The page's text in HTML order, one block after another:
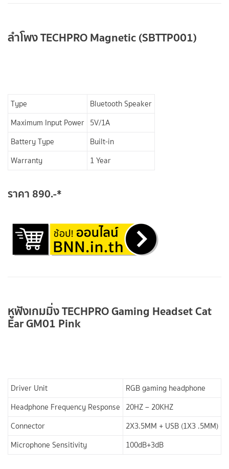
ลำโพง TECHPRO Magnetic (SBTTP001)
Type
Bluetooth Speaker
Maximum Input Power 5V/1A
Battery Type
Built-in
Warranty
1 Year
ราคา 890.-*
หูฟังเกมมิ่ง TECHPRO Gaming Headset Cat
Ear GM01 Pink
Driver Unit
RGB gaming headphone
Headphone Frequency Response 20HZ – 20KHZ
Connector
2X3.5MM + USB (1X3 .5MM)
Microphone Sensitivity
100dB+3dB